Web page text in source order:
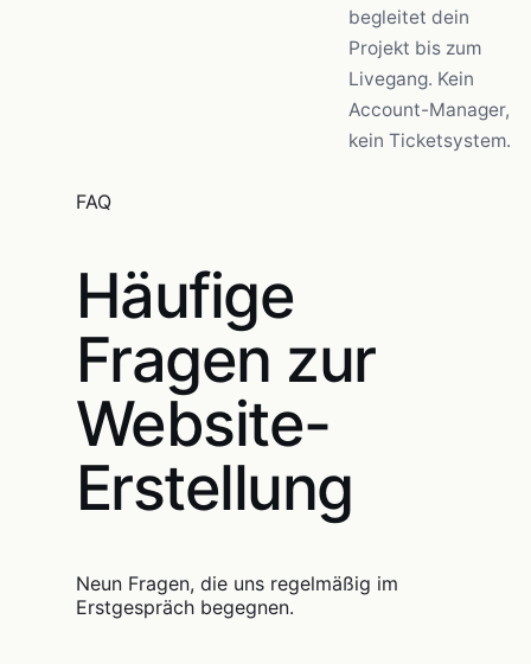
begleitet dein
Projekt bis zum
Livegang. Kein
Account-Manager,
kein Ticketsystem.
FAQ
Häufige
Fragen zur
Website-
Erstellung
Neun Fragen, die uns regelmäßig im
Erstgespräch begegnen.